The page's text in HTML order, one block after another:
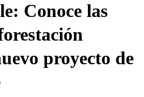
Conoce las
proyecto de